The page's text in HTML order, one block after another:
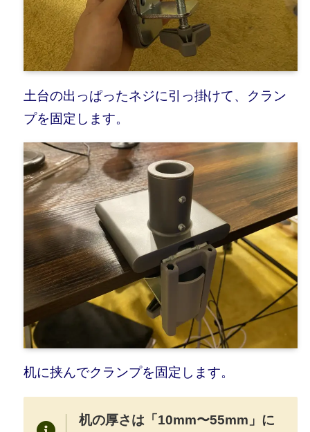
土台の出っぱったネジに引っ掛けて、クラン
プを固定します。
机に挟んでクランプを固定します。
机の厚さは「10mm〜55mm」に